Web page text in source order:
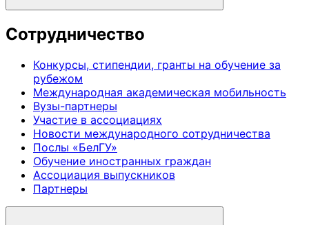
Сотрудничество
Конкурсы, стипендии, гранты на обучение за
рубежом
Международная академическая мобильность
Вузы-партнеры
Участие в ассоциациях
Новости международного сотрудничества
Послы «БелГУ»
Обучение иностранных граждан
Ассоциация выпускников
Партнеры